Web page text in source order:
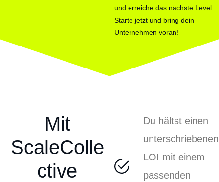
und erreiche das nächste Level.
Starte jetzt und bring dein
Unternehmen voran!
Mit
ScaleColle
ctive
Du hältst einen
unterschriebenen
LOI mit einem
passenden